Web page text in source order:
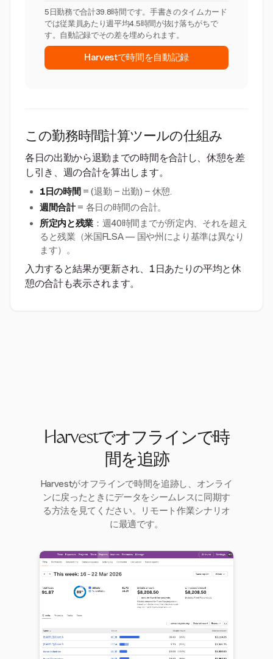
5日勤務で合計39.8時間です。手書きのタイムカード
では従業員あたり週平均4.5時間が抜け落ちがちで
す。自動記録でその差を埋められます。
Harvestで時間を自動記録
この勤務時間計算ツールの仕組み
各日の出勤から退勤までの時間を合計し、休憩を差
し引き、週の合計を算出します。
1日の時間 = (退勤 − 出勤) − 休憩.
週間合計= 各日の時間の合計。
所定内と残業 ：週40時間までが所定内、それを超え
ると残業（米国FLSA — 国や州により基準は異なり
ます）。
入力すると結果が更新され、1日あたりの平均と休
憩の合計も表示されます。
Harvestでオフラインで時
間を追跡
Harvestがオフラインで時間を追跡し、オンライ
ンに戻ったときにデータをシームレスに同期す
る方法を見てください。リモート作業シナリオ
に最適です。